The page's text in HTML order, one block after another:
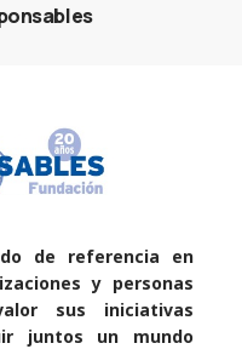
de referencia en
y personas
sus iniciativas
juntos un mundo